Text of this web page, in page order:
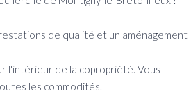
de qualité et un aménagement
l'intérieur de la copropriété. Vous
les commodités.